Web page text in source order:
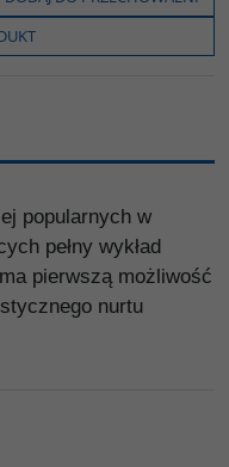
popularnych w
pełny wykład
pierwszą możliwość
nurtu